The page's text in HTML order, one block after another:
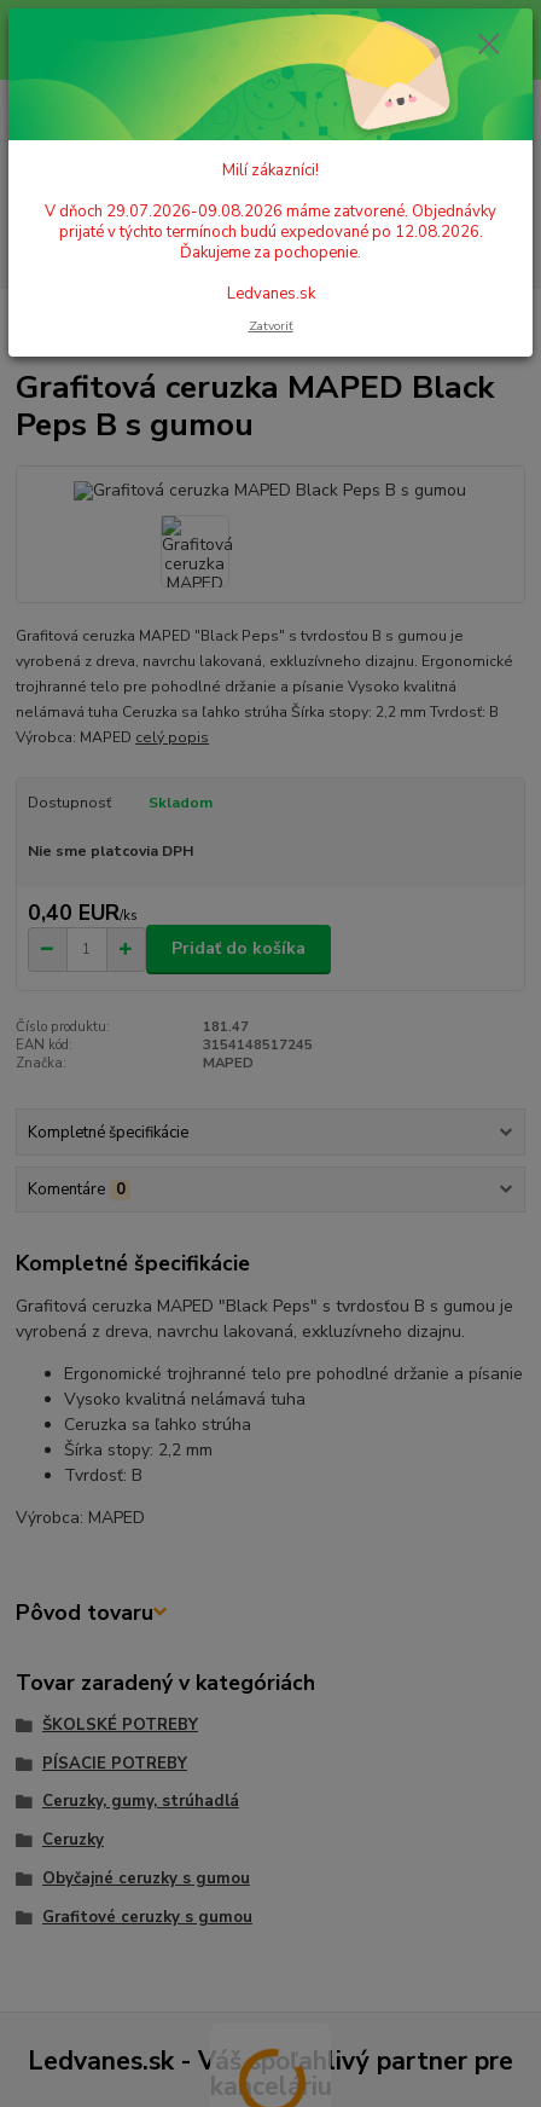
Milí zákazníci! V dňoch 29.07.2026-09.08.2026 máme zatvorené.
Objednávky prijaté v týchto termínoch budú expedované po 12.08.2026.
Ďakujeme za pochopenie. Ledvanes.sk
+421 908 755 958
Po. - Pia. od 9:00 hod. - 16:00 hod.
za0,00 EUR
Grafitová ceruzka MAPED Black Peps B s gumou
Grafitová ceruzka MAPED Black
Peps B s gumou
Grafitová ceruzka MAPED "Black Peps" s tvrdosťou B s gumou je
vyrobená z dreva, navrchu lakovaná, exkluzívneho dizajnu. Ergonomické
trojhranné telo pre pohodlné držanie a písanie Vysoko kvalitná
nelámavá tuha Ceruzka sa ľahko strúha Šírka stopy: 2,2 mm Tvrdosť: B
Výrobca: MAPED celý popis
Dostupnosť Skladom
Nie sme platcovia DPH
0,40 EUR/ks
Pridať do košíka
Číslo produktu:
181.47
EAN kód:
3154148517245
Značka:
MAPED
Kompletné špecifikácie
Komentáre 0
Kompletné špecifikácie
Grafitová ceruzka MAPED "Black Peps" s tvrdosťou B s gumou je
vyrobená z dreva, navrchu lakovaná, exkluzívneho dizajnu.
Ergonomické trojhranné telo pre pohodlné držanie a písanie
Vysoko kvalitná nelámavá tuha
Ceruzka sa ľahko strúha
Šírka stopy: 2,2 mm
Tvrdosť: B
Výrobca: MAPED
Pôvod tovaru
Tovar zaradený v kategóriách
ŠKOLSKÉ POTREBY
PÍSACIE POTREBY
Ceruzky, gumy, strúhadlá
Ceruzky
Obyčajné ceruzky s gumou
Grafitové ceruzky s gumou
Ledvanes.sk - Váš spoľahlivý partner pre
kanceláriu
Milí zákazníci!
V dňoch 29.07.2026-09.08.2026 máme zatvorené. Objednávky
prijaté v týchto termínoch budú expedované po 12.08.2026.
Ďakujeme za pochopenie.
Ledvanes.sk
Zatvoriť